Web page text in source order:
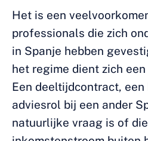
Het is een
professionals die zich
in Spanje hebben
het regime dient zich
Een deeltijdcontract,
adviesrol bij een ander
natuurlijke vraag is of